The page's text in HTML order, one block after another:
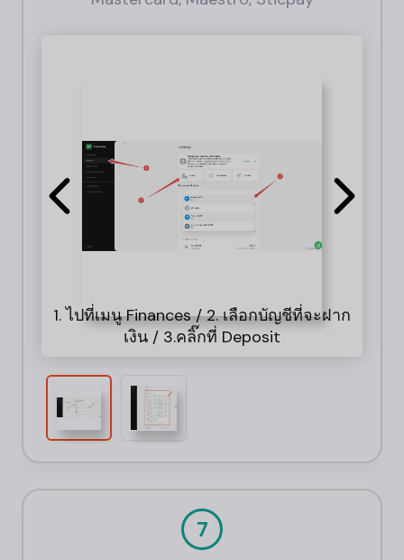
1. ไปที่เมนู Finances / 2. เลือกบัญชีที่จะฝาก
เงิน / 3.คลิ๊กที่ Deposit
7